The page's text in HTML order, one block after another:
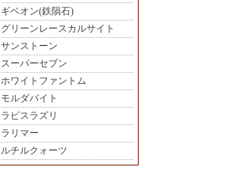
ギベオン(鉄隕石)
グリーンレースカルサイト
サンストーン
スーパーセブン
ホワイトファントム
モルダバイト
ラピスラズリ
ラリマー
ルチルクォーツ